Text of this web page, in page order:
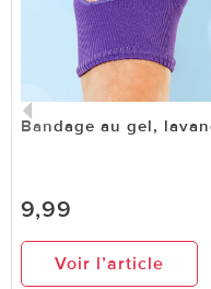
Bandage au gel,
9,99
Voir l’article